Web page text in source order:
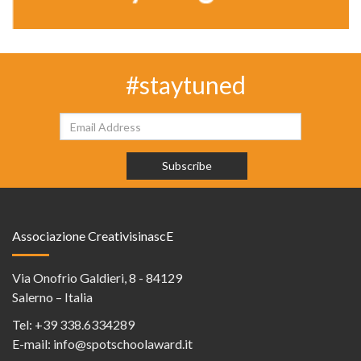
#staytuned
Associazione CreativisinascE
Via Onofrio Galdieri, 8 - 84129
Salerno – Italia
Tel: +39 338.6334289
E-mail: info@spotschoolaward.it